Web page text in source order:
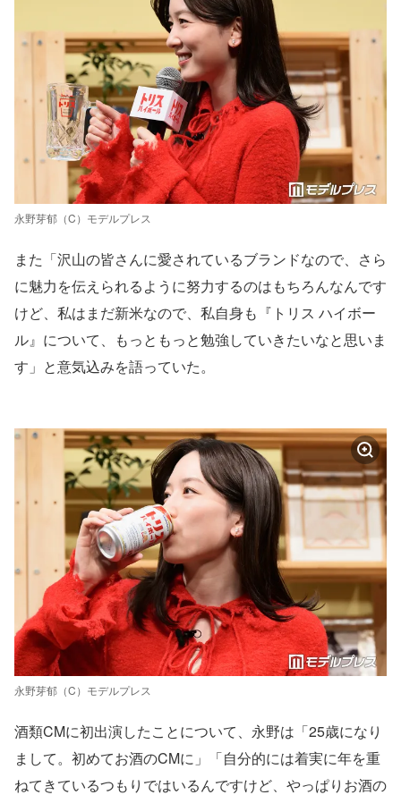
永野芽郁（C）モデルプレス
また「沢山の皆さんに愛されているブランドなので、さら
に魅力を伝えられるように努力するのはもちろんなんです
けど、私はまだ新米なので、私自身も『トリス ハイボー
ル』について、もっともっと勉強していきたいなと思いま
す」と意気込みを語っていた。
永野芽郁（C）モデルプレス
酒類CMに初出演したことについて、永野は「25歳になり
まして。初めてお酒のCMに」「自分的には着実に年を重
ねてきているつもりではいるんですけど、やっぱりお酒の